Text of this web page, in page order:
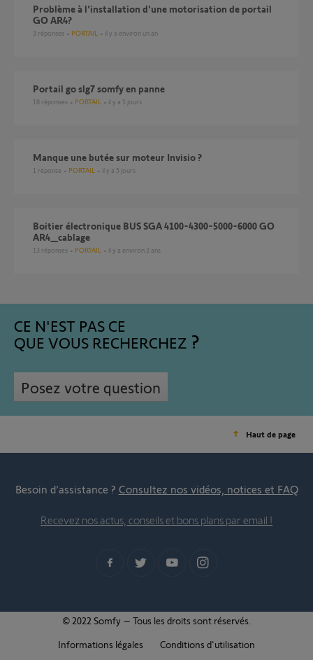
Problème à l'installation d'une motorisation de portail
GO AR4?
3 réponses PORTAIL il y a environ un an
Portail go slg7 somfy en panne
18 réponses PORTAIL il y a 5 jours
Manque une butée sur moteur Invisio ?
1 réponse PORTAIL il y a 5 jours
Boitier électronique BUS SGA 4100-4300-5000-6000 GO
AR4_cablage
13 réponses PORTAIL il y a environ 2 ans
CE N'EST PAS CE
QUE VOUS RECHERCHEZ
Posez votre question
Haut de page
Besoin d’assistance ? Consultez nos vidéos, notices et FAQ
Recevez nos actus, conseils et bons plans par email !
© 2022 Somfy – Tous les droits sont réservés.
Informations légales
Conditions d'utilisation